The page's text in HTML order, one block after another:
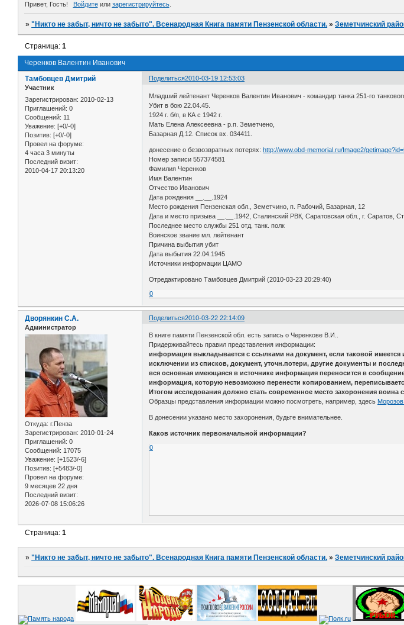
Привет, Гость! Войдитеили зарегистрируйтесь.
»"Никто не забыт, ничто не забыто". Всенародная Книга памяти Пензенской области. »Земетчинский
Черенков Валентин Иванович
Страница:1
Поделиться2010-03-19 12:53:03
Тамбовцев Дмитрий
Участник
Зарегистрирован: 2010-02-13
Приглашений: 0
Сообщений: 11
Уважение: [+0/-0]
Позитив: [+0/-0]
Провел на форуме:
4 часа 3 минуты
Последний визит:
2010-04-17 20:13:20
Младший лейтенант Черенков Валентин Иванович - командир танка 251-го
Убит в бою 22.04.45.
1924 г. б/п, в КА с 1942 г.
Мать Елена Алексеевна - р.п. Земетчено,
Базарная Д.12. Список вх. 034411.
донесение о безвозвратных потерях:http://www.obd-memorial.ru/Image2/
Номер записи 557374581
Фамилия Черенков
Имя Валентин
Отчество Иванович
Дата рождения __.__.1924
Место рождения Пензенская обл., Земетчино, п. Рабочий, Базарная, 12
Дата и место призыва __.__.1942, Сталинский РВК, Саратовская обл., г. Саратов,
Последнее место службы 251 отд. танк. полк
Воинское звание мл. лейтенант
Причина выбытия убит
Дата выбытия 22.04.1945
Источники информации ЦАМО
Отредактировано Тамбовцев Дмитрий (2010-03-23 20:29:40)
0
Поделиться2010-03-22 22:14:09
Дворянкин С.А.
Администратор
Откуда: г.Пенза
Зарегистрирован: 2010-01-24
Приглашений: 0
Сообщений: 17075
Уважение: [+1523/-6]
Позитив: [+5483/-0]
Провел на форуме:
9 месяцев 22 дня
Последний визит:
2026-07-08 15:06:26
В книге памяти Пензенской обл. есть запись о Черенкове В.И..
Придерживайтесь правил представления информации:
информация выкладывается с ссылками на документ, если таковой
исключении из списков, документ, уточн.потери, другие документы и
вся основная имеющаяся в источнике информация переносится в
информация, которую невозможно перенести копированием,
Итогом исследования должно стать современное место захоронения воина
Образцы представления информации можно посмотреть, например, здесь Морозов
В донесении указано место захоронения, будьте внимательнее.
Каков источник первоначальной информации?
0
Страница:1
»"Никто не забыт, ничто не забыто". Всенародная Книга памяти Пензенской области. »Земетчинский